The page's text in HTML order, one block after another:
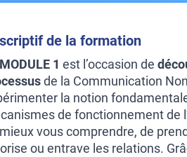
de la formation
MODULE 1 est l’occasion de
de la Communication
la notion
de fonctionnement de
vous comprendre, de
ou entrave les relations.